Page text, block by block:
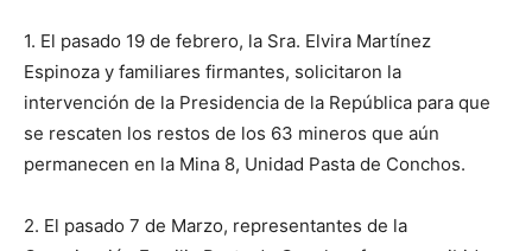
1. El pasado 19 de febrero, la Sra. Elvira Martínez
Espinoza y familiares firmantes, solicitaron la
intervención de la Presidencia de la República para que
se rescaten los restos de los 63 mineros que aún
permanecen en la Mina 8, Unidad Pasta de Conchos.
2. El pasado 7 de Marzo, representantes de la